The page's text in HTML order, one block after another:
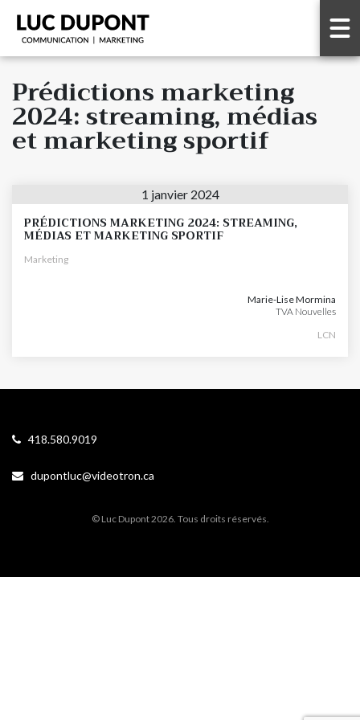
Prédictions marketing
2024: streaming, médias
et marketing sportif
1 janvier 2024
PRÉDICTIONS MARKETING 2024: STREAMING,
MÉDIAS ET MARKETING SPORTIF
Marketing
Marie-Lise Mormina
TVA Nouvelles
LCN
418.580.9019
dupontluc@videotron.ca
© Luc Dupont 2026. Tous droits réservés.